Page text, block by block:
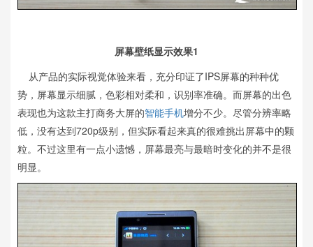
屏幕壁纸显示效果1
从产品的实际视觉体验来看，充分印证了IPS屏幕的种种优
势，屏幕显示细腻，色彩相对柔和，识别率准确。而屏幕的出色
表现也为这款主打商务大屏的智能手机增分不少。尽管分辨率略
低，没有达到720p级别，但实际看起来真的很难挑出屏幕中的颗
粒。不过这里有一点小遗憾，屏幕最亮与最暗时变化的并不是很
明显。